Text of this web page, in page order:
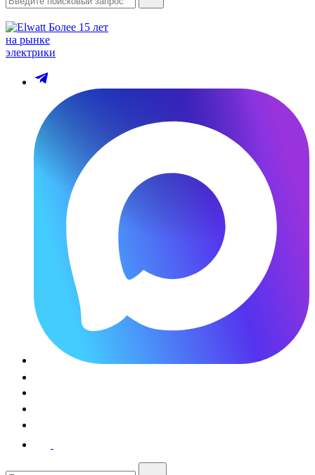
Более 15 лет
на рынке
электрики